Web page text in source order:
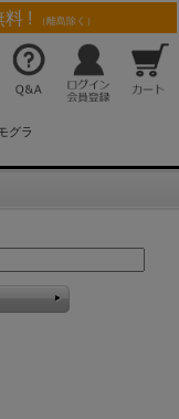
料 ! （離島除く）
グラ